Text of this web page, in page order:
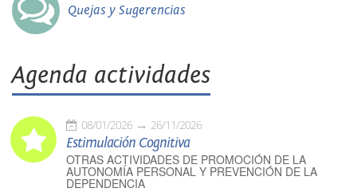
Quejas y Sugerencias
Agenda actividades
08/01/2026 26/11/2026
Estimulación Cognitiva
OTRAS ACTIVIDADES DE PROMOCIÓN DE LA
AUTONOMÍA PERSONAL Y PREVENCIÓN DE LA
DEPENDENCIA